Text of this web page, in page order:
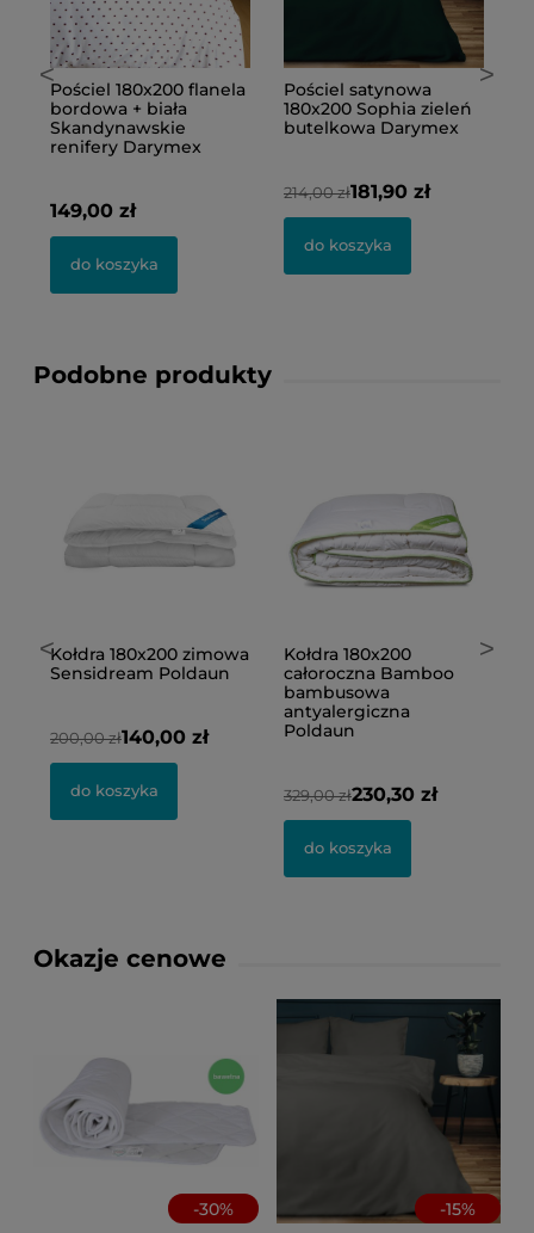
<Pościel 180x200 flanela
bordowa + biała
Skandynawskie
renifery Darymex
149,00 zł
do koszyka
Pościel satynowa
180x200 Sophia zieleń
butelkowa Darymex
214,00 zł181,90 zł
do koszyka
>
Podobne produkty
<Kołdra 180x200 zimowa
Sensidream Poldaun
200,00 zł140,00 zł
do koszyka
Kołdra 180x200
całoroczna Bamboo
bambusowa
antyalergiczna
Poldaun
329,00 zł230,30 zł
do koszyka
>
Okazje cenowe
-30%
-15%